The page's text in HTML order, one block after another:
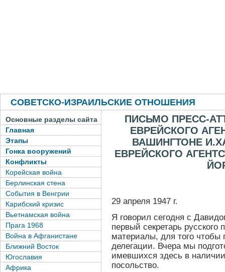
СОВЕТСКО-ИЗРАИЛЬСКИЕ ОТНОШЕНИЯ
Основные разделы сайта
Главная
Этапы
Гонка вооружений
Конфликты
Корейская война
Берлинская стена
События в Венгрии
Карибский кризис
Вьетнамская война
Прага 1968
Война в Афганистане
Ближний Восток
Югославия
Африка
ПИСЬМО ПРЕСС-
ЕВРЕЙСКОГО
ВАШИНГТОНЕ
ЕВРЕЙСКОГО
29 апреля 1947 г.
Я говорил сегодня с
первый секретарь русского
материалы, для того чтобы
делегации. Вчера мы
имевшихся здесь в
посольство.